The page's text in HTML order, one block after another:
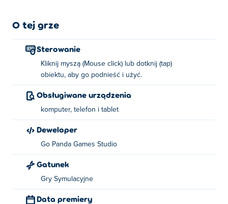
O tej grze
Sterowanie
Kliknij myszą (Mouse click) lub dotknij (tap)
obiektu, aby go podnieść i użyć.
Obsługiwane urządzenia
komputer, telefon i tablet
Deweloper
Go Panda Games Studio
Gatunek
Gry Symulacyjne
Data premiery